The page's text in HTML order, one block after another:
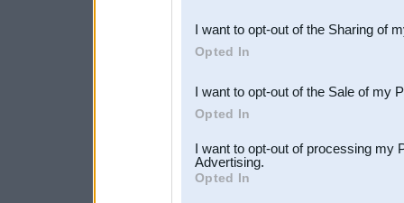
Downstream Participants
third parties.
I want to opt-out of the Sharing of
Opted In
I want to opt-out of the Sale of my
Opted In
I want to opt-out of processing my
Advertising.
Opted In